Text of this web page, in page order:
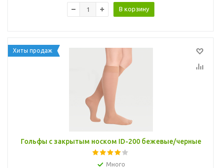
В корзину
Хиты продаж
Гольфы с закрытым носком ID-200 бежевые/черные
Много